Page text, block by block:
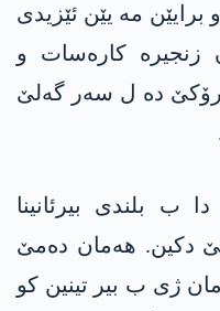
مە یێن ئێزیدی
زنجیرە کارەسات و
دە ل سەر گەلێ
ب بلندی بیرئانینا
دکین. ھەمان دەمێ
ژی ب بیر تینین کو